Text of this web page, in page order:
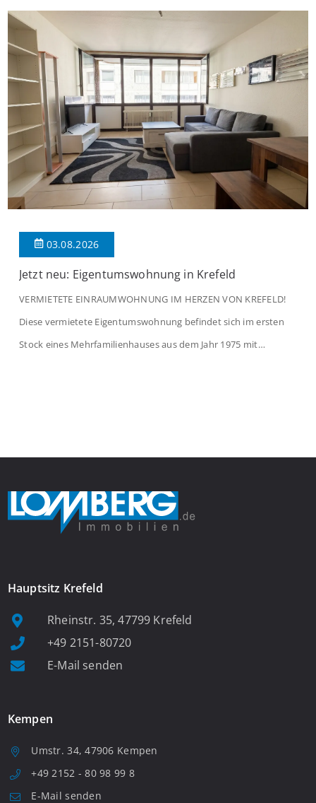
praktischen Diele, welche ausreichend Platz für eine […]
03.08.2026
Jetzt neu: Eigentumswohnung in Krefeld
VERMIETETE EINRAUMWOHNUNG IM HERZEN VON KREFELD!
Diese vermietete Eigentumswohnung befindet sich im ersten
Stock eines Mehrfamilienhauses aus dem Jahr 1975 mit
Hauptsitz Krefeld
Rheinstr. 35, 47799 Krefeld
+49 2151-80720
E-Mail senden
Kempen
Umstr. 34, 47906 Kempen
+49 2152 - 80 98 99 8
E-Mail senden